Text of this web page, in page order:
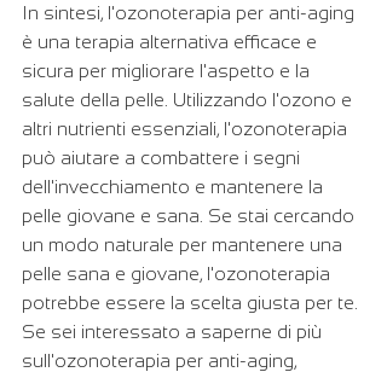
In sintesi, l'ozonoterapia per anti-aging
è una terapia alternativa efficace e
sicura per migliorare l'aspetto e la
salute della pelle. Utilizzando l'ozono e
altri nutrienti essenziali, l'ozonoterapia
può aiutare a combattere i segni
dell'invecchiamento e mantenere la
pelle giovane e sana. Se stai cercando
un modo naturale per mantenere una
pelle sana e giovane, l'ozonoterapia
potrebbe essere la scelta giusta per te.
Se sei interessato a saperne di più
sull'ozonoterapia per anti-aging,